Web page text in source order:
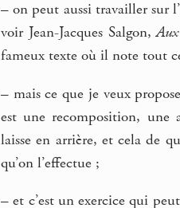
– on peut aussi travailler sur
voir Jean-Jacques Salgon,
fameux texte où il note tout
– mais ce que je veux
est une recomposition, une
laisse en arrière, et cela de
qu’on l’effectue ;
– et c’est un exercice qui